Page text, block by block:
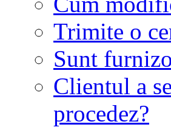
Trimite o
Sunt
Clientul a
procedez?